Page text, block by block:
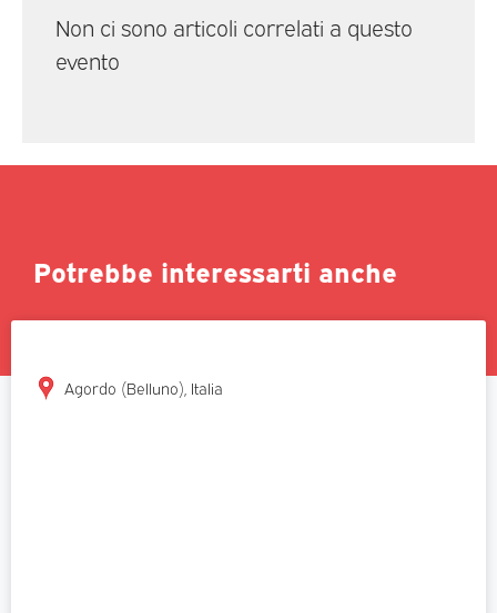
Non ci sono articoli correlati a questo
evento
Potrebbe interessarti anche
Agordo (Belluno), Italia